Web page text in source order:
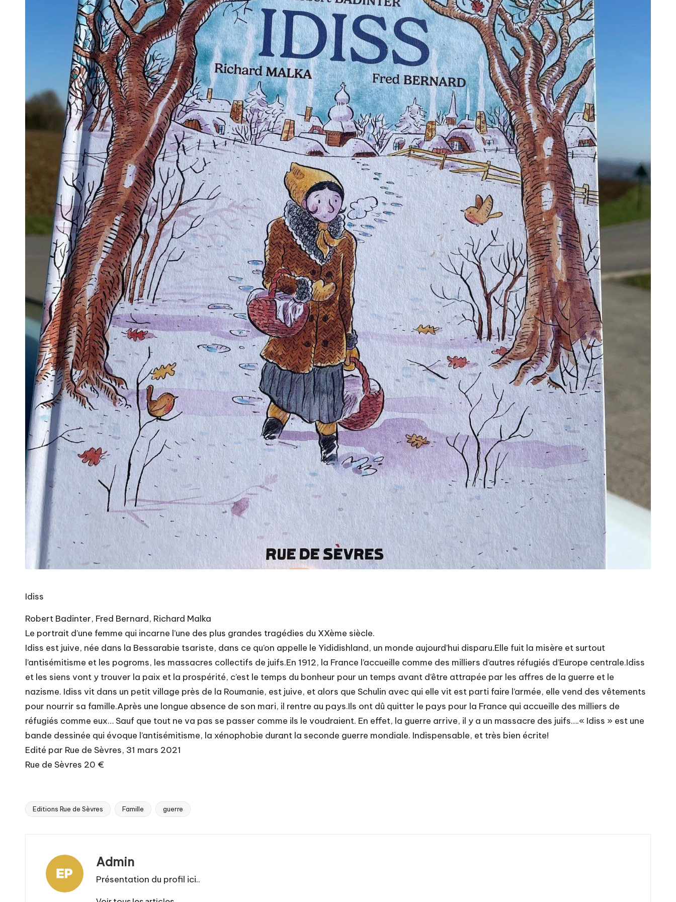
Idiss
Robert Badinter, Fred Bernard, Richard Malka
Le portrait d’une femme qui incarne l’une des plus grandes tragédies du XXème siècle.
Idiss est juive, née dans la Bessarabie tsariste, dans ce qu’on appelle le Yididishland, un monde aujourd’hui disparu.Elle fuit la misère et surtout
l’antisémitisme et les pogroms, les massacres collectifs de juifs.En 1912, la France l’accueille comme des milliers d’autres réfugiés d’Europe centrale.Idiss
et les siens vont y trouver la paix et la prospérité, c’est le temps du bonheur pour un temps avant d’être attrapée par les affres de la guerre et le
nazisme. Idiss vit dans un petit village près de la Roumanie, est juive, et alors que Schulin avec qui elle vit est parti faire l’armée, elle vend des vêtements
pour nourrir sa famille.Après une longue absence de son mari, il rentre au pays.Ils ont dû quitter le pays pour la France qui accueille des milliers de
réfugiés comme eux… Sauf que tout ne va pas se passer comme ils le voudraient. En effet, la guerre arrive, il y a un massacre des juifs….« Idiss » est une
bande dessinée qui évoque l’antisémitisme, la xénophobie durant la seconde guerre mondiale. Indispensable, et très bien écrite!
Edité par Rue de Sèvres, 31 mars 2021
Rue de Sèvres 20 €
Tags:
Editions Rue de Sèvres Famille guerre
Admin
Présentation du profil ici..